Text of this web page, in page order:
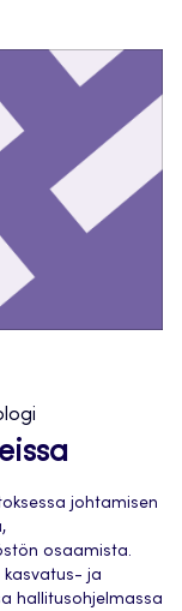
johtamisen
osaamista.
kasvatus- ja
hallitusohjelmassa